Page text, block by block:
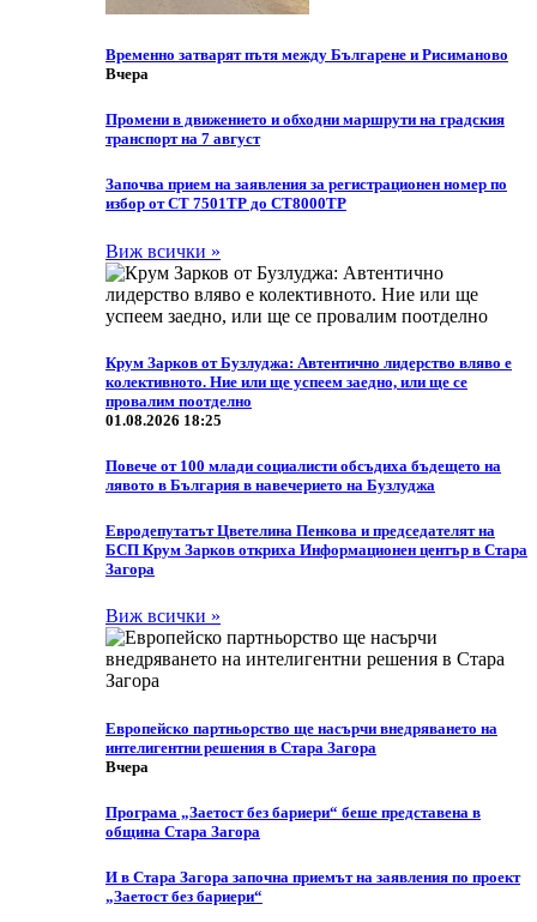
Временно затварят пътя между Българене и Рисиманово
Вчера
Промени в движението и обходни маршрути на градския
транспорт на 7 август
Започва прием на заявления за регистрационен номер по
избор от СТ 7501ТР до СТ8000ТР
Виж всички »
Крум Зарков от Бузлуджа: Автентично лидерство вляво е
колективното. Ние или ще успеем заедно, или ще се
провалим поотделно
01.08.2026 18:25
Повече от 100 млади социалисти обсъдиха бъдещето на
лявото в България в навечерието на Бузлуджа
Eвродепутатът Цветелина Пенкова и председателят на
БСП Крум Зарков откриха Информационен център в Стара
Загора
Виж всички »
Европейско партньорство ще насърчи внедряването на
интелигентни решения в Стара Загора
Вчера
Програма „Заетост без бариери“ беше представена в
община Стара Загора
И в Стара Загора започна приемът на заявления по проект
„Заетост без бариери“